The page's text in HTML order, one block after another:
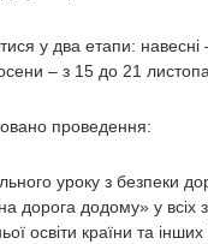
у два етапи:
– з 15 до 21
проведення:
уроку з безпеки
дорога додому» у всіх
освіти країни та